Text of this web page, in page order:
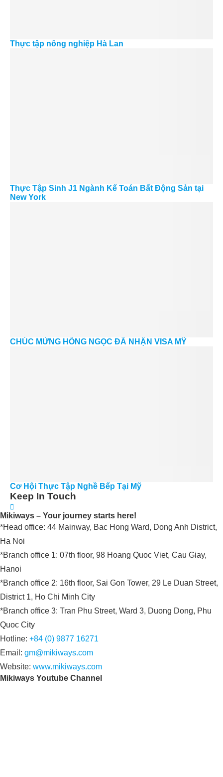
Thực tập nông nghiệp Hà Lan
Thực Tập Sinh J1 Ngành Kế Toán Bất Động Sản tại
New York
CHÚC MỪNG HỒNG NGỌC ĐÃ NHẬN VISA MỸ
Cơ Hội Thực Tập Nghề Bếp Tại Mỹ
Keep In Touch
Mikiways – Your journey starts here!
*Head office: 44 Mainway, Bac Hong Ward, Dong Anh District,
Ha Noi
*Branch office 1: 07th floor, 98 Hoang Quoc Viet, Cau Giay,
Hanoi
*Branch office 2: 16th floor, Sai Gon Tower, 29 Le Duan Street,
District 1, Ho Chi Minh City
*Branch office 3: Tran Phu Street, Ward 3, Duong Dong, Phu
Quoc City
Hotline: +84 (0) 9877 16271
Email: gm@mikiways.com
Website: www.mikiways.com
Mikiways Youtube Channel